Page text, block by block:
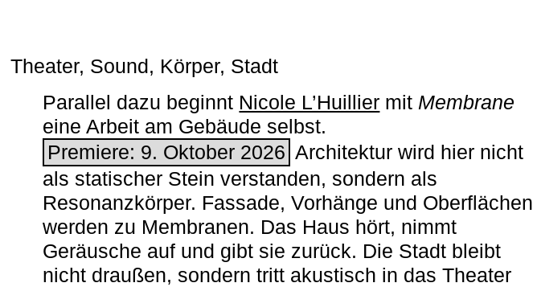
Theater, Sound, Körper, Stadt
Parallel dazu beginnt Nicole L’Huillier mit ­ Membrane
eine Arbeit am Gebäude selbst.
Premiere: 9. Oktober 2026 Architektur wird hier nicht
als statischer Stein verstanden, sondern als
Resonanzkörper. Fassade, Vorhänge und Oberflächen
werden zu Membranen. Das Haus hört, nimmt
Geräusche auf und gibt sie zurück. Die Stadt bleibt
nicht draußen, sondern tritt akustisch in das Theater